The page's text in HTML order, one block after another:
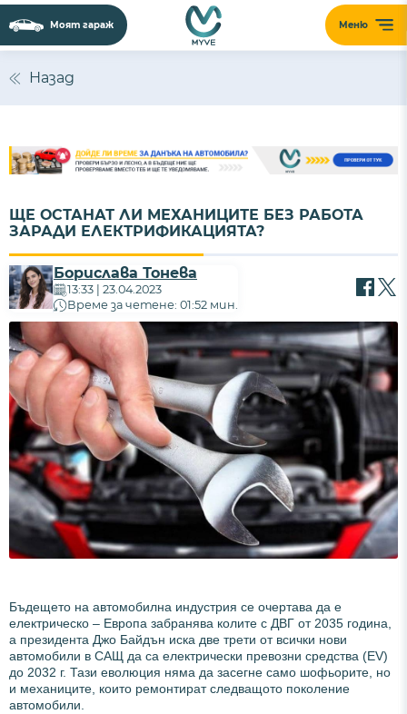
Меню
Моят гараж
Назад
ЩЕ ОСТАНАТ ЛИ МЕХАНИЦИТЕ БЕЗ РАБОТА
ЗАРАДИ ЕЛЕКТРИФИКАЦИЯТА?
Борислава Тонева
13:33 | 23.04.2023
Време за четене: 01:52 мин.
Бъдещето на автомобилна индустрия се очертава да е
електрическо – Европа забранява колите с ДВГ от 2035 година,
а президента Джо Байдън иска две трети от всички нови
автомобили в САЩ да са електрически превозни средства (EV)
до 2032 г. Тази еволюция няма да засегне само шофьорите, но
и механиците, които ремонтират следващото поколение
автомобили.